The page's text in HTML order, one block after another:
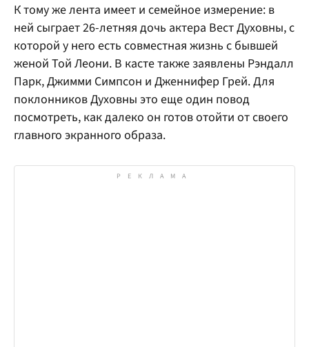
К тому же лента имеет и семейное измерение: в
ней сыграет 26-летняя дочь актера Вест Духовны, с
которой у него есть совместная жизнь с бывшей
женой Той Леони. В касте также заявлены Рэндалл
Парк, Джимми Симпсон и Дженнифер Грей. Для
поклонников Духовны это еще один повод
посмотреть, как далеко он готов отойти от своего
главного экранного образа.